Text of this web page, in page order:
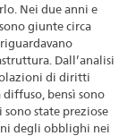
Nei due anni e
giunte circa
Dall’analisi
di diritti
bensì sono
state preziose
degli obblighi nei